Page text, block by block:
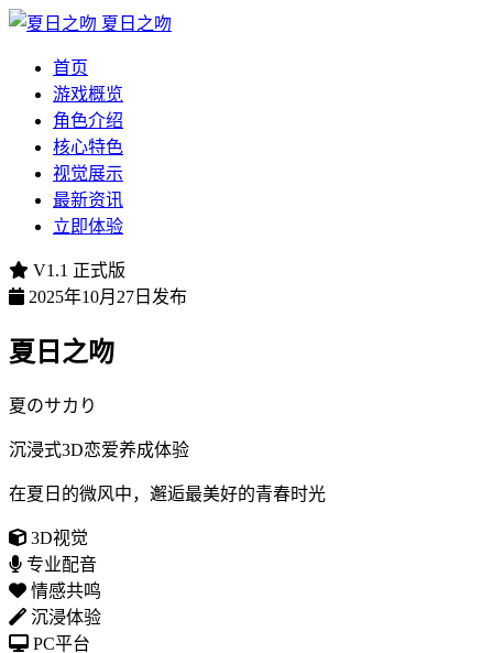
夏日之吻
首页
游戏概览
角色介绍
核心特色
视觉展示
最新资讯
立即体验
V1.1 正式版
2025年10月27日发布
夏日之吻
夏のサカり
沉浸式3D恋爱养成体验
在夏日的微风中，邂逅最美好的青春时光
3D视觉
专业配音
情感共鸣
沉浸体验
PC平台